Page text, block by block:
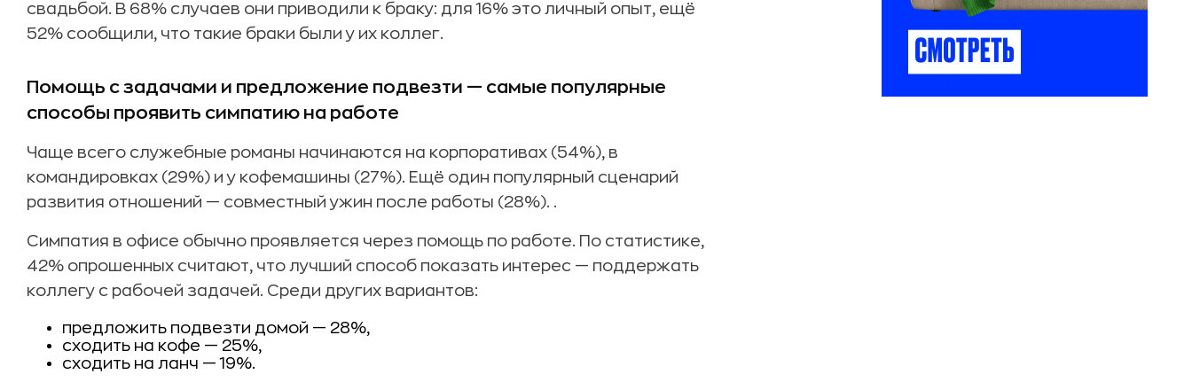
свадьбой. В 68% случаев они приводили к браку: для 16% это личный опыт, ещё
52% сообщили, что такие браки были у их коллег.
Помощь с задачами и предложение подвезти — самые популярные
способы проявить симпатию на работе
Чаще всего служебные романы начинаются на корпоративах (54%), в
командировках (29%) и у кофемашины (27%). Ещё один популярный сценарий
развития отношений — совместный ужин после работы (28%). .
Симпатия в офисе обычно проявляется через помощь по работе. По статистике,
42% опрошенных считают, что лучший способ показать интерес — поддержать
коллегу с рабочей задачей. Среди других вариантов:
предложить подвезти домой — 28%,
сходить на кофе — 25%,
сходить на ланч — 19%.